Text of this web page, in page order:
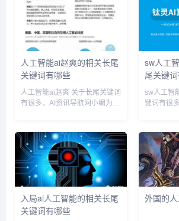
都是基于计算机底层来实现的，
比如涉及到了数据结构和算法，
软件...
有以下这些： 人工智
工智能害
人工智能ai赵爽的相关长尾
关键词有哪些
人工智能ai赵爽 关于长尾关键词
有很多，AI资讯导航网小编为您
工智能ai赵爽相关长尾关键词有
以下这些： 人工智能赵勇,人工
智能赵辛,人工...
sw人工
尾关键
sw人工智能ai降
键词有很
词。 sw人工智能ai降噪相关长
尾关键词有
能 降噪
入局ai人工智能的相关长尾
关键词有哪些
外国的